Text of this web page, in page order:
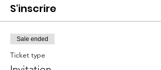
S'inscrire
Sale ended
Ticket type